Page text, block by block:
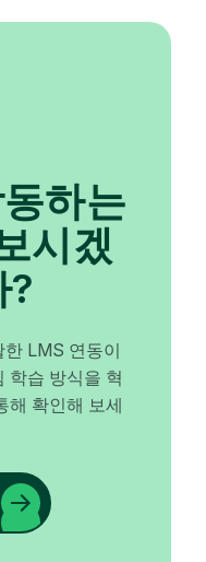
하는
시겠
?
LMS 연동이
학습 방식을 혁
해 확인해 보세